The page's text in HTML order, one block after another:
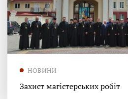
НОВИНИ
Захист магістерських робіт